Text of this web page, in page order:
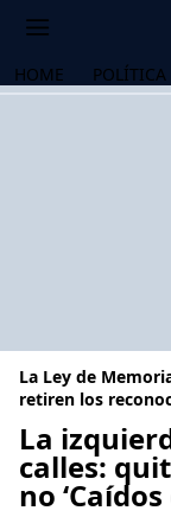
HOME POLÍTICA
La Ley de
retiren los
La
calles:
no